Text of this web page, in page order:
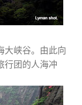
大峡谷。由此向
行团的人海冲